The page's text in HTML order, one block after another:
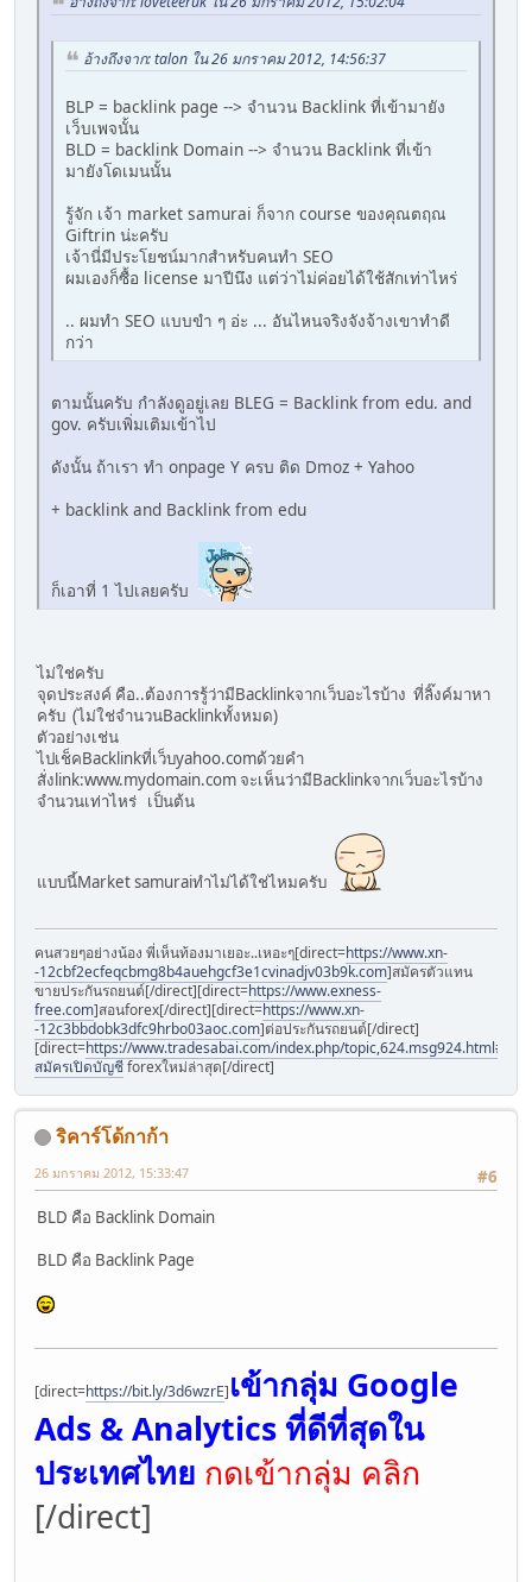
อ้างถึงจาก: talon ใน 26 มกราคม 2012, 14:56:37
BLP = backlink page --> จำนวน Backlink ที่เข้ามายัง
เว็บเพจนั้น
BLD = backlink Domain --> จำนวน Backlink ที่เข้า
มายังโดเมนนั้น
รู้จัก เจ้า market samurai ก็จาก course ของคุณตฤณ
Giftrin น่ะครับ
เจ้านี่มีประโยชน์มากสำหรับคนทำ SEO
ผมเองก็ซื้อ license มาปีนึง แต่ว่าไม่ค่อยได้ใช้สักเท่าไหร่
.. ผมทำ SEO แบบขำ ๆ อ่ะ ... อันไหนจริงจังจ้างเขาทำดี
กว่า
ตามนั้นครับ กำลังดูอยู่เลย BLEG = Backlink from edu. and
gov. ครับเพิ่มเติมเข้าไป
ดังนั้น ถ้าเรา ทำ onpage Y ครบ ติด Dmoz + Yahoo
+ backlink and Backlink from edu
ก็เอาที่ 1 ไปเลยครับ
ไม่ใช่ครับ
จุดประสงค์ คือ..ต้องการรู้ว่ามีBacklinkจากเว็บอะไรบ้าง ที่ลิ๊งค์มาหา
ครับ (ไม่ใช่จำนวนBacklinkทั้งหมด)
ตัวอย่างเช่น
ไปเช็คBacklinkที่เว็บyahoo.comด้วยคำ
สั่งlink:www.mydomain.com จะเห็นว่ามีBacklinkจากเว็บอะไรบ้าง
จำนวนเท่าไหร่ เป็นต้น
แบบนี้Market samuraiทำไม่ได้ใช่ไหมครับ
คนสวยๆอย่างน้อง พี่เห็นท้องมาเยอะ..เหอะๆ[direct=https://www.xn-
-12cbf2ecfeqcbmg8b4auehgcf3e1cvinadjv03b9k.com]สมัครตัวแทน
ขายประกันรถยนต์[/direct][direct=https://www.exness-
free.com]สอนforex[/direct][direct=https://www.xn-
-12c3bbdobk3dfc9hrbo03aoc.com]ต่อประกันรถยนต์[/direct]
[direct=https://www.tradesabai.com/index.php/
สมัครเปิดบัญชีforexใหม่ล่าสุด[/direct]
ริคาร์โด้กาก้า
#6
26 มกราคม 2012, 15:33:47
BLD คือ Backlink Domain
BLD คือ Backlink Page
[direct=https://bit.ly/3d6wzrE]เข้ากลุ่ม Google
Ads & Analytics ที่ดีที่สุดใน
ประเทศไทย กดเข้ากลุ่ม คลิก
[/direct]